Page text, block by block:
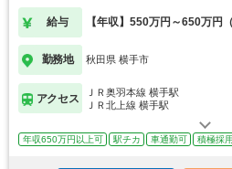
給与 【年収】550万円～650万円
勤務地 秋田県 横手市
アクセス
ＪＲ奥羽本線 横手駅
ＪＲ北上線 横手駅
年収650万円以上可 駅チカ 車通勤可 積極採